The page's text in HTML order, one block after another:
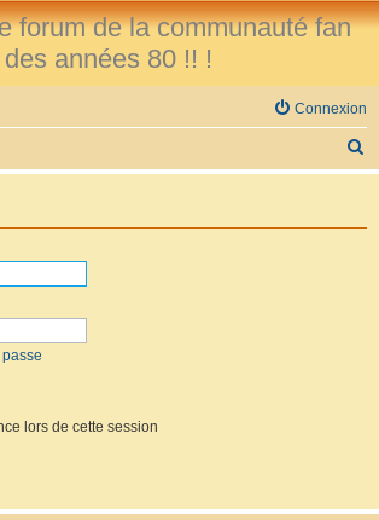
forum de la communauté fan
des années 80 !! !
Connexion
e
lors de cette session